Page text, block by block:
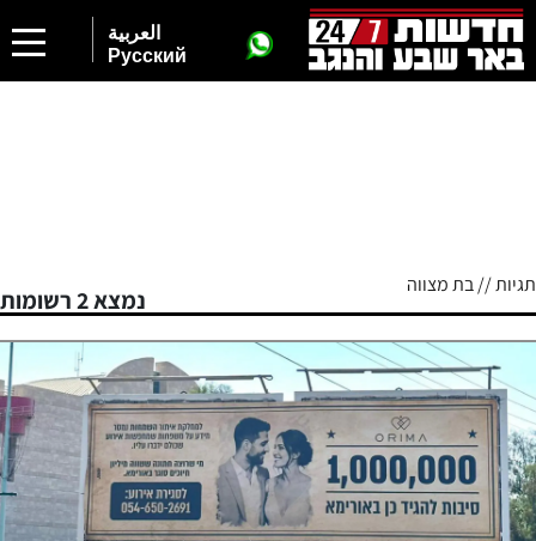
العربية
Русский
תגיות // בת מצווה
נמצא 2 רשומות